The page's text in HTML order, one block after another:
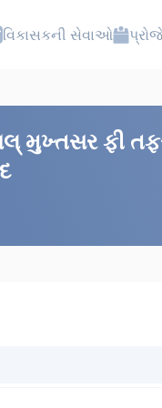
વિકાસકની સેવાઓ
મુખ્તસર ફી